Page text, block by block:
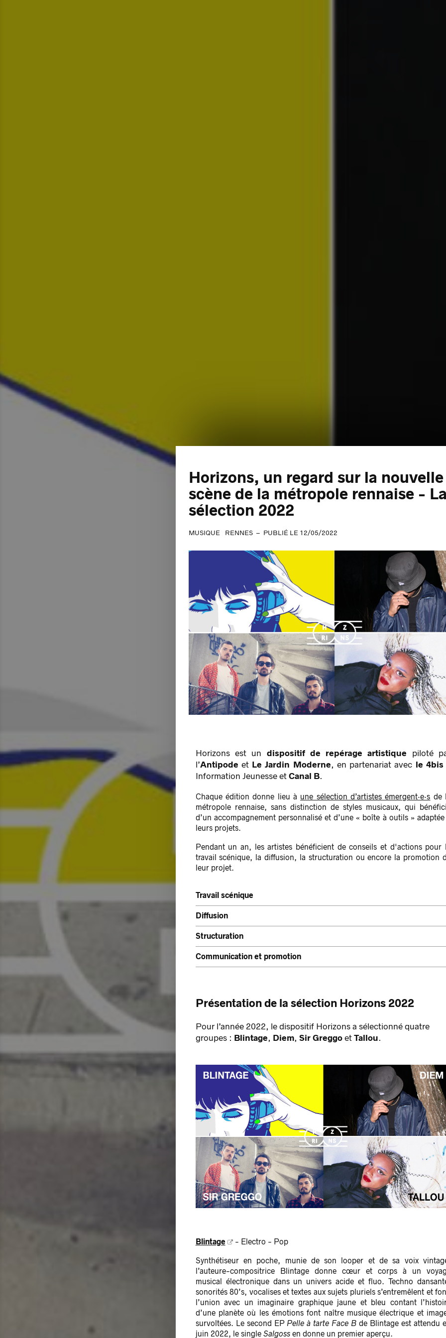
Horizons, un regard sur la nouvelle
scène de la métropole rennaise -
sélection 2022
MUSIQUE RENNES PUBLIÉ LE 12/05/2022
Horizons est un dispositif de repérage artistique piloté
l’Antipode et Le Jardin Moderne, en partenariat avec le 4bis
Information Jeunesse et Canal B.
Chaque édition donne lieu à une sélection d’artistes émergent·e·s de
métropole rennaise, sans distinction de styles musicaux, qui
d’un accompagnement personnalisé et d’une « boîte à outils » adaptée
leurs projets.
Pendant un an, les artistes bénéficient de conseils et d'actions pour
travail scénique, la diffusion, la structuration ou encore la promotion
leur projet.
Travail scénique
Diffusion
Structuration
Communication et promotion
Présentation de la sélection Horizons 2022
Pour l’année 2022, le dispositif Horizons a sélectionné quatre
groupes : Blintage, Diem, Sir Greggo et Tallou.
Blintage - Electro - Pop
Synthétiseur en poche, munie de son looper et de sa voix
l’auteure-compositrice Blintage donne cœur et corps à un
musical électronique dans un univers acide et fluo. Techno
sonorités 80’s, vocalises et textes aux sujets pluriels s’entremêlent et
l’union avec un imaginaire graphique jaune et bleu contant
d’une planète où les émotions font naître musique électrique et
survoltées. Le second EP Pelle à tarte Face B de Blintage est attendu
juin 2022, le single Salgossen donne un premier aperçu.